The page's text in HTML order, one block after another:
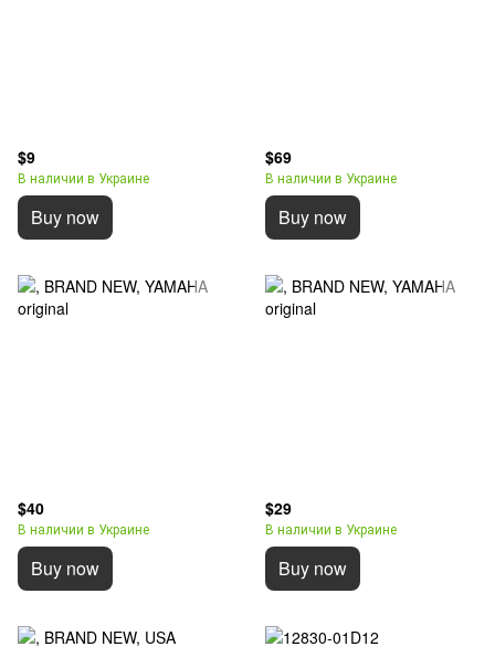
$9
В наличии в Украине
Buy now
$69
В наличии в Украине
Buy now
$40
В наличии в Украине
Buy now
$29
В наличии в Украине
Buy now